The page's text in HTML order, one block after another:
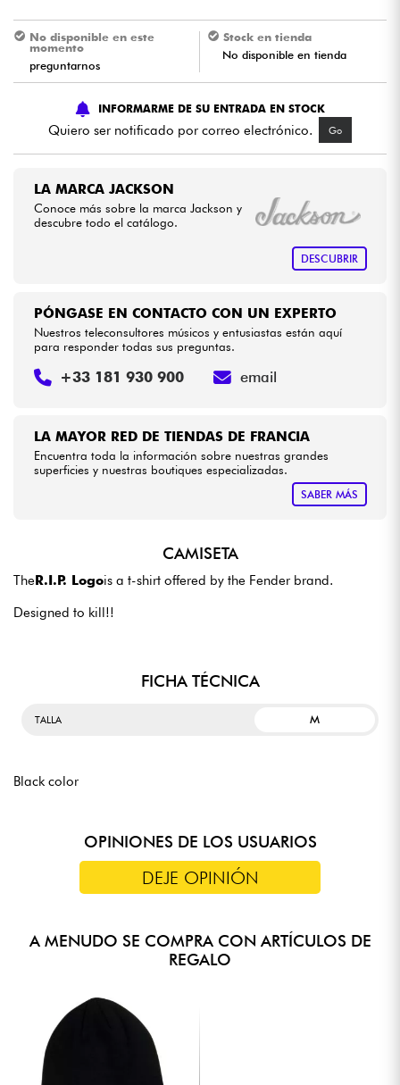
Vientos
Niños
HiFi
Ver nuestras marcas
No disponible en este
momento
preguntarnos
Stock en tienda
No disponible en tienda
INFORMARME DE SU ENTRADA EN STOCK
Quiero ser notificado por correo electrónico. Go
LA MARCA JACKSON
Conoce más sobre la marca Jackson y
descubre todo el catálogo.
DESCUBRIR
LA MAYOR RED DE TIENDAS DE FRANCIA
Encuentra toda la información sobre nuestras grandes
superficies y nuestras boutiques especializadas.
SABER MÁS
PÓNGASE EN CONTACTO CON UN EXPERTO
Nuestros teleconsultores músicos y entusiastas están aquí
para responder todas sus preguntas.
+33 181 930 900 email
CAMISETA
TheR.I.P. Logois a t-shirt offered by the Fender brand.
Designed to kill!!
FICHA TÉCNICA
TALLA M
Black color
OPINIONES DE LOS USUARIOS
DEJE OPINIÓN
A MENUDO SE COMPRA CON ARTÍCULOS DE
REGALO